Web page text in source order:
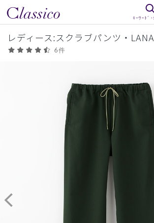
レディース:スクラブパンツ・LANA
6件